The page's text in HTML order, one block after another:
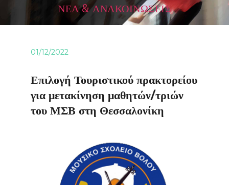
ΝΕΑ & ΑΝΑΚΟΙΝΩΣΕΙΣ
01/12/2022
Επιλογή Τουριστικού πρακτορείου
για μετακίνηση μαθητών/τριών
του ΜΣΒ στη Θεσσαλονίκη